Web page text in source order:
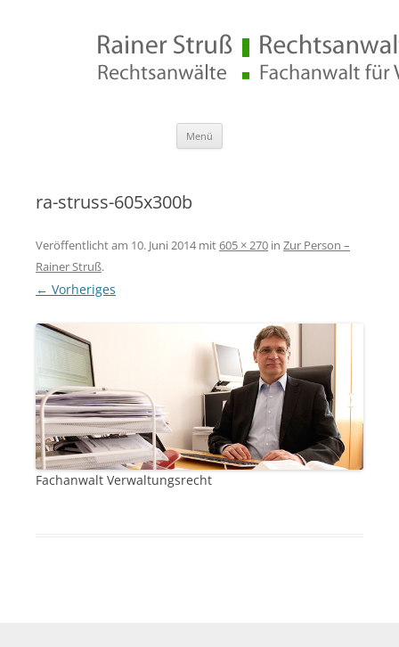
Menü
ra-struss-605x300b
Veröffentlicht am 10. Juni 2014mit605 × 270 in Zur Person –
Rainer Struß.
← Vorheriges
Fachanwalt Verwaltungsrecht